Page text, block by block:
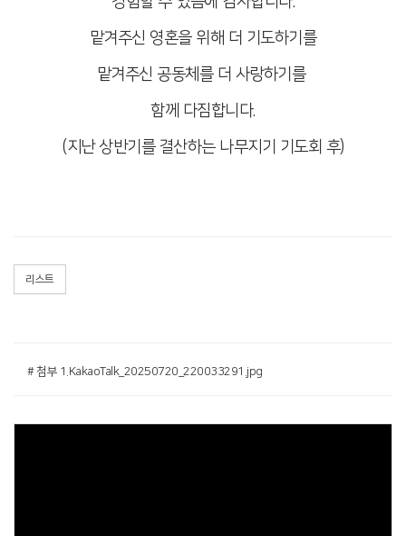
맡겨주신 영혼을 위해 더 기도하기를
맡겨주신 공동체를 더 사랑하기를
함께 다짐합니다.
(지난 상반기를 결산하는 나무지기 기도회 후)
리스트
# 첨부 1.KakaoTalk_20250720_220033291.jpg